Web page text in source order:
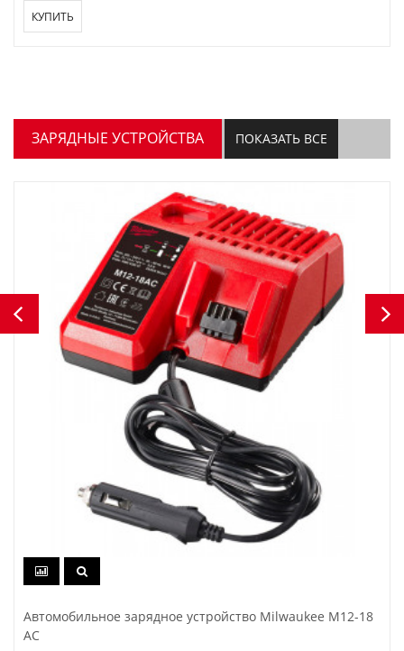
КУПИТЬ
ЗАРЯДНЫЕ УСТРОЙСТВА ПОКАЗАТЬ ВСЕ
Автомобильное зарядное устройство Milwaukee M12-18
AC